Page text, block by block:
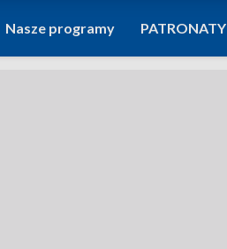
Nasze programy PATRONATY